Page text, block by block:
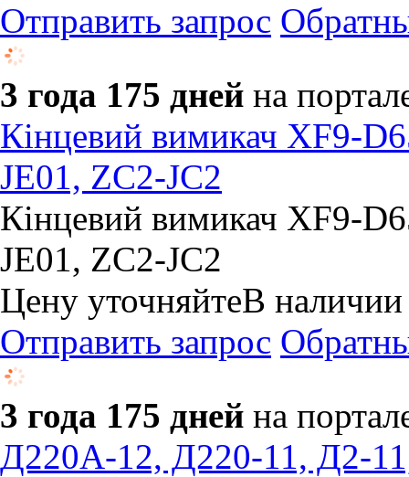
Отправить запрос
3 года 175 дней на
Кінцевий вимикач XF9-
JE01, ZC2-JC2
Кінцевий вимикач XF9-
JE01, ZC2-JC2
Цену уточняйтеВ наличии
Отправить запрос
3 года 175 дней на
Д220А-12, Д220-11, Д2-